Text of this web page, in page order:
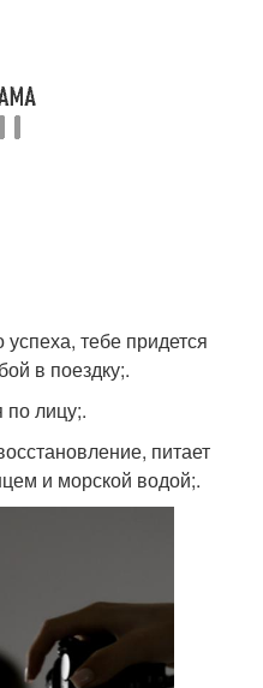
прически
Играть в игру прически
и макияж
тебе придется
в поездку;.
по лицу;.
питает
и морской водой;.